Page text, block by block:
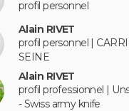
profil personnel
Alain RIVET
profil personnel |
SEINE
Alain RIVET
profil professionnel |
- Swiss army knife